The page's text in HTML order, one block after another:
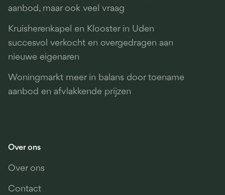
aanbod, maar ook veel vraag
Kruisherenkapel en Klooster in Uden
succesvol verkocht en overgedragen aan
nieuwe eigenaren
Woningmarkt meer in balans door toename
aanbod en afvlakkende prijzen
Over ons
Over ons
Contact